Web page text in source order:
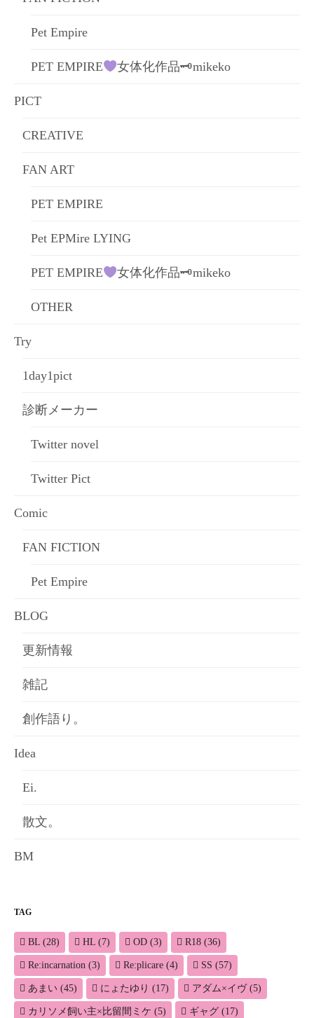
Pet Empire
PET EMPIRE 女体化作品🗝mikeko
PICT
CREATIVE
FAN ART
PET EMPIRE
Pet EPMire LYING
PET EMPIRE 女体化作品🗝mikeko
OTHER
Try
1day1pict
診断メーカー
Twitter novel
Twitter Pict
Comic
FAN FICTION
Pet Empire
BLOG
更新情報
雑記
創作語り。
Idea
Ei.
散文。
BM
TAG
BL (28) HL (7) OD (3) R18 (36)
Re:incarnation (3) Re:plicare (4) SS (57)
あまい (45) にょたゆり (17) アダム×イヴ(5)
カリソメ飼い主×比留間ミケ (5) ギャグ (17)